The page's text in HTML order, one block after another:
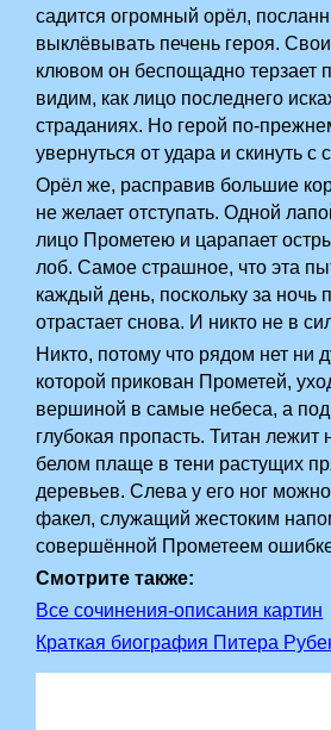
садится огромный орёл,
выклёвывать печень героя.
клювом он беспощадно терзает
видим, как лицо последнего
страданиях. Но герой по-
увернуться от удара и скинуть с
Орёл же, расправив большие
не желает отступать. Одной
лицо Прометею и царапает
лоб. Самое страшное, что эта
каждый день, поскольку за ночь
отрастает снова. И никто не в
Никто, потому что рядом нет ни
которой прикован Прометей,
вершиной в самые небеса, а под
глубокая пропасть. Титан лежит
белом плаще в тени растущих
деревьев. Слева у его ног
факел, служащий жестоким
совершённой Прометеем
Смотрите также:
Все сочинения-описания картин
Краткая биография Питера